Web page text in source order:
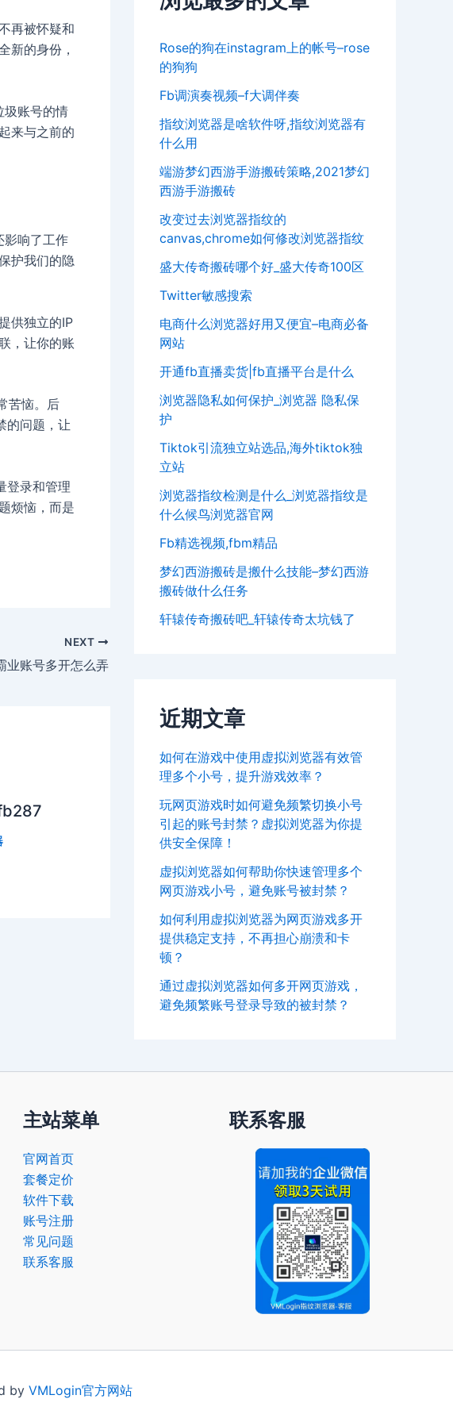
再被怀疑和
新的身份，
圾账号的情
来与之前的
影响了工作
护我们的隐
供独立的IP
，让你的账
苦恼。后
的问题，让
登录和管理
烦恼，而是
NEXT
业账号多开怎么弄
Rose的狗在instagram上的帐号–rose
的狗狗
Fb调演奏视频–f大调伴奏
指纹浏览器是啥软件呀,指纹浏览器有
什么用
端游梦幻西游手游搬砖策略,2021梦幻
西游手游搬砖
改变过去浏览器指纹的
canvas,chrome如何修改浏览器指纹
盛大传奇搬砖哪个好_盛大传奇100区
Twitter敏感搜索
电商什么浏览器好用又便宜–电商必备
网站
开通fb直播卖货|fb直播平台是什么
浏览器隐私如何保护_浏览器 隐私保
护
Tiktok引流独立站选品,海外tiktok独
立站
浏览器指纹检测是什么_浏览器指纹是
什么候鸟浏览器官网
Fb精选视频,fbm精品
梦幻西游搬砖是搬什么技能–梦幻西游
搬砖做什么任务
轩辕传奇搬砖吧_轩辕传奇太坑钱了
近期文章
如何在游戏中使用虚拟浏览器有效管
理多个小号，提升游戏效率？
玩网页游戏时如何避免频繁切换小号
引起的账号封禁？虚拟浏览器为你提
供安全保障！
虚拟浏览器如何帮助你快速管理多个
网页游戏小号，避免账号被封禁？
如何利用虚拟浏览器为网页游戏多开
提供稳定支持，不再担心崩溃和卡
顿？
通过虚拟浏览器如何多开网页游戏，
避免频繁账号登录导致的被封禁？
主站菜单
官网首页
套餐定价
软件下载
账号注册
常见问题
联系客服
联系客服
by VMLogin官方网站